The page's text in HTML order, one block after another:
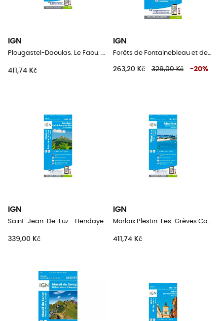
IGN
Plougastel-Daoulas. Le Faou. Pnr D'Armorique
411,74 Kč
IGN
Forêts de Fontainebleau et des Trois Pignons
263,20 Kč 329,00 Kč -20%
IGN
Saint-Jean-De-Luz - Hendaye
339,00 Kč
IGN
Morlaix.Plestin-Les-Grèves.Carantec
411,74 Kč